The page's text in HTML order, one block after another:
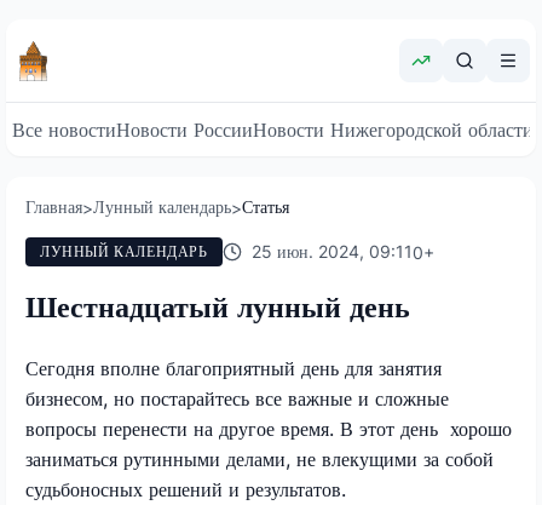
Все новостиНовости РоссииНовости Нижегородской области
Главная>Лунный календарь>Статья
ЛУННЫЙ КАЛЕНДАРЬ 25 июн. 2024, 09:110+
Шестнадцатый лунный день
Сегодня вполне благоприятный день для занятия
бизнесом, но постарайтесь все важные и сложные
вопросы перенести на другое время. В этот день хорошо
заниматься рутинными делами, не влекущими за собой
судьбоносных решений и результатов.